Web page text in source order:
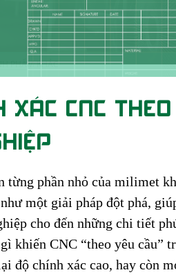
XÁC CNC
từng phần nhỏ của milimet
một giải pháp đột phá,
cho đến những chi tiết
khiến CNC “theo yêu cầu”
độ chính xác cao, hay còn